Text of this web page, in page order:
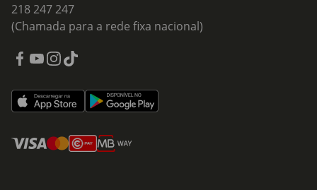
218 247 247
(Chamada para a rede fixa nacional)